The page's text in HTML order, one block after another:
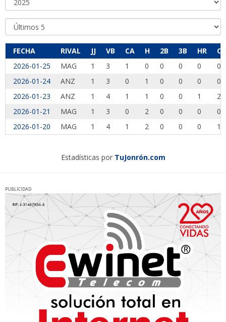
FECHA RIVAL JJ VB CA H 2B 3B HR
CI
2026-01-25
MAG 1 3 1 0 0 0 0
0
2026-01-24
ANZ 1 3 0 1 0 0 0
0
2026-01-23
ANZ 1 4 1 1 0 0 1
2
2026-01-21
MAG 1 3 0 2 0 0 0
0
2026-01-20
MAG 1 4 1 2 0 0 0 1
Estadísticas por TuJonrón.com
PUBLICIDAD